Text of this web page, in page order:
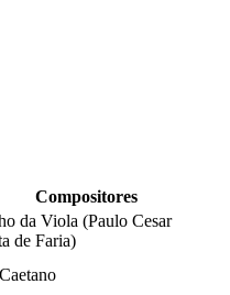
Compositores
da Viola (Paulo Cesar
de Faria)